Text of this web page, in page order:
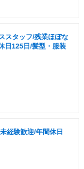
スタッフ/残業ほぼな
日125日/髪型・服装
経験歓迎/年間休日